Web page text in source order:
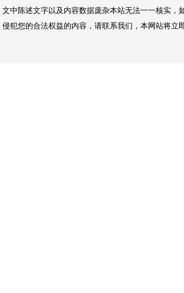
文中陈述文字以及内容数据庞杂本站无法一一核实，
侵犯您的合法权益的内容，请联系我们，本网站将立